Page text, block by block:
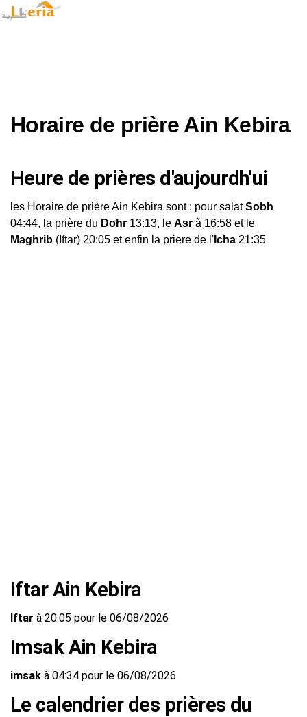
Horaire de prière Ain Kebira
Heure de prières d'aujourdh'ui
les Horaire de prière Ain Kebira sont : pour salatSobh
04:44, la prière du Dohr 13:13, le Asr à 16:58 et le
Maghrib (Iftar) 20:05 et enfin la priere de l' Icha 21:35
Iftar Ain Kebira
Iftar à 20:05 pour le 06/08/2026
Imsak Ain Kebira
imsak à 04:34 pour le 06/08/2026
Le calendrier des prières du